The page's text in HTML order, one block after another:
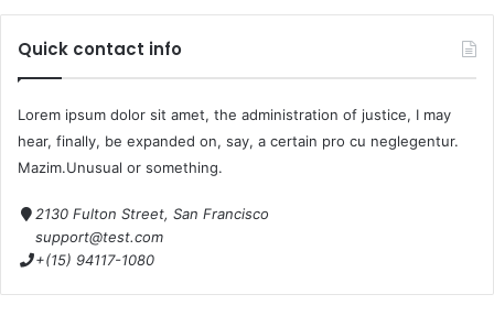
Quick contact info
Lorem ipsum dolor sit amet, the administration of justice, I may
hear, finally, be expanded on, say, a certain pro cu neglegentur.
Mazim.Unusual or something.
2130 Fulton Street, San Francisco
support@test.com
+(15) 94117-1080